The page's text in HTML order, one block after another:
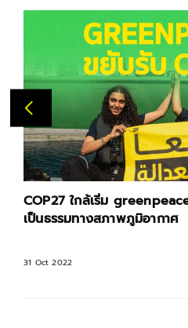
COP27 ใกล้เริ่ม
เป็นธรรมทางสภาพภูมิอากาศ
31 Oct 2022